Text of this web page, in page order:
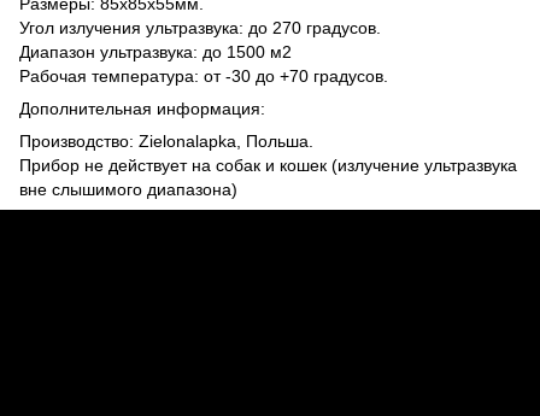
Угол излучения ультразвука: до 270 градусов.
Диапазон ультразвука: до 1500 м2
Рабочая температура: от -30 до +70 градусов.
Дополнительная информация:
Производство: Zielonalapka, Польша.
Прибор не действует на собак и кошек (излучение ультразвука
вне слышимого диапазона)